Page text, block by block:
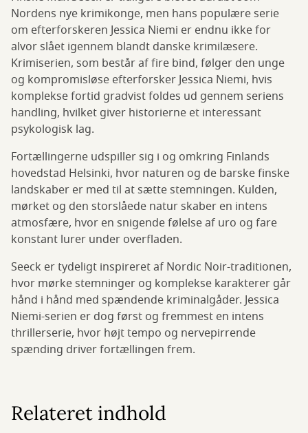
Nordens nye krimikonge, men hans populære serie
om efterforskeren Jessica Niemi er endnu ikke for
alvor slået igennem blandt danske krimilæsere.
Krimiserien, som består af fire bind, følger den unge
og kompromisløse efterforsker Jessica Niemi, hvis
komplekse fortid gradvist foldes ud gennem seriens
handling, hvilket giver historierne et interessant
psykologisk lag.
Fortællingerne udspiller sig i og omkring Finlands
hovedstad Helsinki, hvor naturen og de barske finske
landskaber er med til at sætte stemningen. Kulden,
mørket og den storslåede natur skaber en intens
atmosfære, hvor en snigende følelse af uro og fare
konstant lurer under overfladen.
Seeck er tydeligt inspireret af Nordic Noir-traditionen,
hvor mørke stemninger og komplekse karakterer går
hånd i hånd med spændende kriminalgåder. Jessica
Niemi-serien er dog først og fremmest en intens
thrillerserie, hvor højt tempo og nervepirrende
spænding driver fortællingen frem.
Relateret indhold